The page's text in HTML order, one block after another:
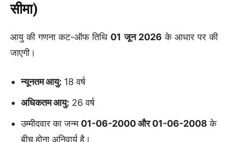
सीमा)
आयु की गणना कट-ऑफ तिथि 01 जून 2026 के आधार पर की
जाएगी।
न्यूनतम आयु: 18 वर्ष
अधिकतम आयु: 26 वर्ष
उम्मीदवार का जन्म 01-06-2000 और 01-06-2008 के
बीच होना अनिवार्य है।